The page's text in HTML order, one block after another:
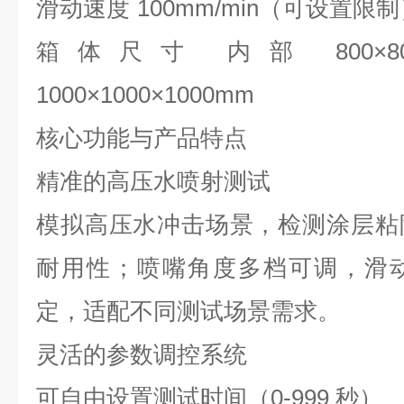
滑动速度 100mm/min （可设置限
箱体尺寸
内部 800×
1000×1000×1000mm
核心功能与产品特点
精准的高压水喷射测试
模拟高压水冲击场景，检测涂层
耐用性；喷嘴角度多档可调，滑
定，适配不同测试场景需求。
灵活的参数调控系统
可自由设置测试时间（0-999 秒）